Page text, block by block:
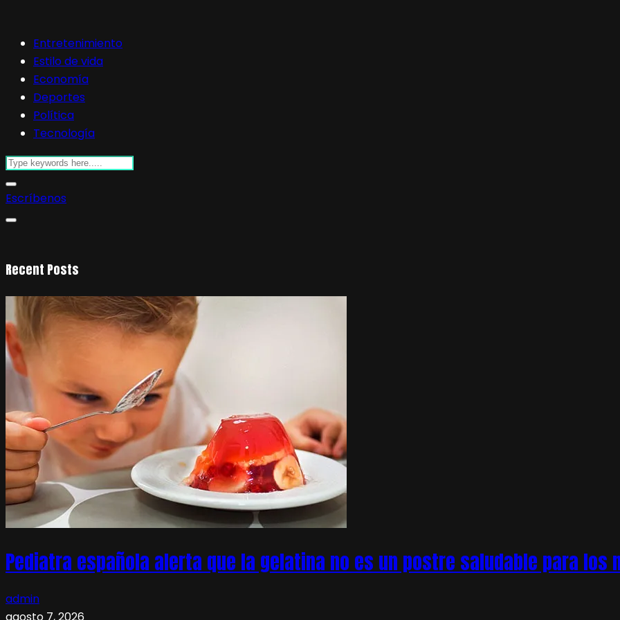
Entretenimiento
Estilo de vida
Economía
Deportes
Política
Tecnología
Escríbenos
Recent Posts
Pediatra española alerta que la gelatina no es un postre saludable para los
admin